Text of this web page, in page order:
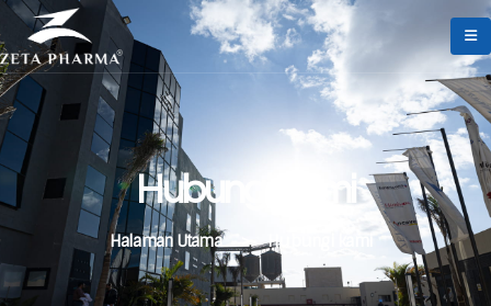
Hubungi kami
Halaman Utama > Hubungi kami